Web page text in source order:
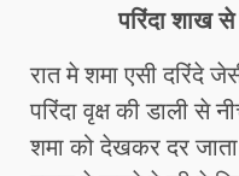
परिंदा शाख
रात मे शमा एसी दरिंदे
परिंदा वृक्ष की डाली से
शमा को देखकर दर